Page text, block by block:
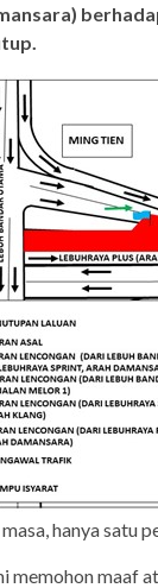
masa, hanya satu
memohon maaf